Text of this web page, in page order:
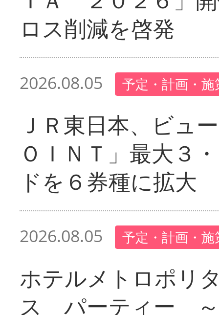
ロス削減を啓発
2026.08.05 予定・計画・施
ＪＲ東日本、ビ
ＯＩＮＴ」最大３
ドを６券種に拡大
2026.08.05 予定・計画・施
ホテルメトロポリ
ス パーティー ～